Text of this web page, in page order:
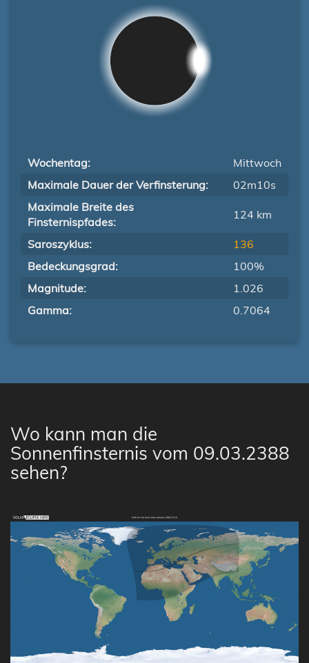
Wochentag:
Mittwoch
Maximale Dauer der Verfinsterung:
02m10s
Maximale Breite des
Finsternispfades:
124 km
Saroszyklus:
136
Bedeckungsgrad:
100%
Magnitude:
1.026
Gamma:
0.7064
Wo kann man die
Sonnenfinsternis vom 09.03.2388
sehen?